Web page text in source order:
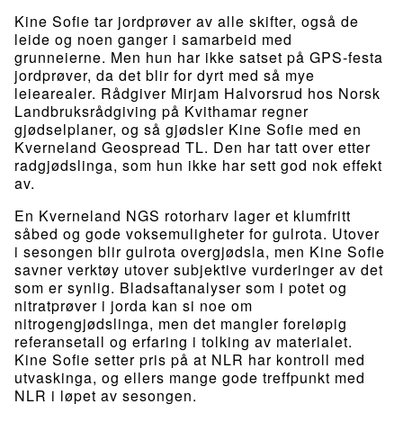
Kine Sofie tar jordprøver av alle skifter, også de
leide og noen ganger i samarbeid med
grunneierne. Men hun har ikke satset på GPS-festa
jordprøver, da det blir for dyrt med så mye
leiearealer. Rådgiver Mirjam Halvorsrud hos Norsk
Landbruksrådgiving på Kvithamar regner
gjødselplaner, og så gjødsler Kine Sofie med en
Kverneland Geospread TL. Den har tatt over etter
radgjødslinga, som hun ikke har sett god nok effekt
av.
En Kverneland NGS rotorharv lager et klumfritt
såbed og gode voksemuligheter for gulrota. Utover
i sesongen blir gulrota overgjødsla, men Kine Sofie
savner verktøy utover subjektive vurderinger av det
som er synlig. Bladsaftanalyser som i potet og
nitratprøver i jorda kan si noe om
nitrogengjødslinga, men det mangler foreløpig
referansetall og erfaring i tolking av materialet.
Kine Sofie setter pris på at NLR har kontroll med
utvaskinga, og ellers mange gode treffpunkt med
NLR i løpet av sesongen.